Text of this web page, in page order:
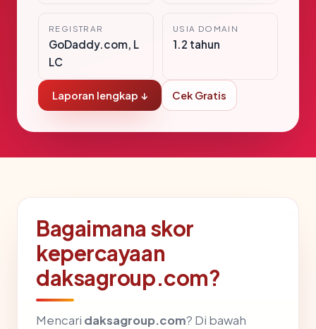
REGISTRAR
GoDaddy.com, L
LC
USIA DOMAIN
1.2 tahun
Laporan lengkap ↓ Cek Gratis
Bagaimana skor
kepercayaan
daksagroup.com?
Mencari daksagroup.com? Di bawah